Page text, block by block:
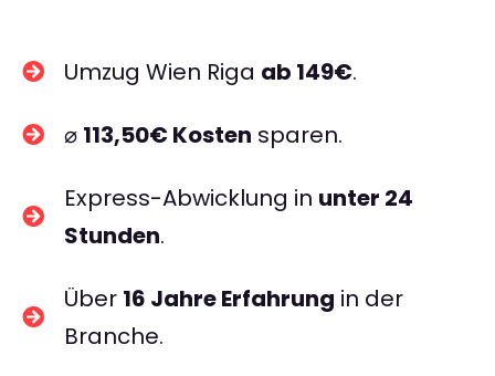
Umzug Wien Riga ab 149€.
⌀ 113,50€ Kosten sparen.
Express-Abwicklung in unter 24
Stunden.
Über 16 Jahre Erfahrung in der
Branche.